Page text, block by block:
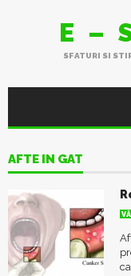
E –
SFATURI SI
AFTE IN GAT